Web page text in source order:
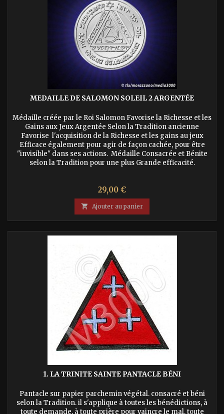
MEDAILLE DE SALOMON SOLEIL 2 ARGENTÉE
Médaille créée par le Roi Salomon Favorise la Richesse et les
Gains aux Jeux Argentée Selon la Tradition ancienne
Favorise l'acquisition de la Richesse et les gains au jeux
Efficace également pour agir de façon cachée, pour être
"invisible" dans ses actions. Médaille Consacrée et Bénite
selon la Tradition pour une plus Grande efficacité.
Prix
29,00 €
 Ajouter au panier
1. LA TRINITE SAINTE PANTACLE BÉNI
Pantacle sur papier parchemin végétal. consacré et béni
selon la Tradition. il s'applique à toutes les bénédictions, à
toute demande, à toute prière pour vaincre le mal, toute